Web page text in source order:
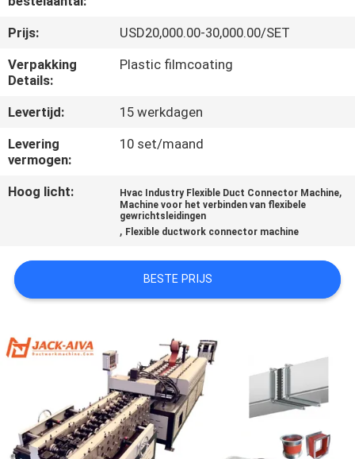
NEEM
CONTACT
MET
ONS
OP
VRAAG
SITEMAP
PRIVACY
POLICY
Prijs:
USD20,000.00-30,000.00/SET
Verpakking
Details:
Plastic filmcoating
Levertijd:
15 werkdagen
Levering
vermogen:
10 set/maand
Hoog licht: Hvac Industry Flexible Duct Connector Machine,
Machine voor het verbinden van flexibele
gewrichtsleidingen
, Flexible ductwork connector machine
BESTE PRIJS